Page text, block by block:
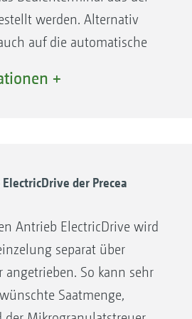
werden. Alternativ
auf die automatische
und ungewollte
zu vermeiden,
automatische
SmartControl für die
+
der Precea
Antrieb ElectricDrive wird
separat über
So kann sehr
Saatmenge,